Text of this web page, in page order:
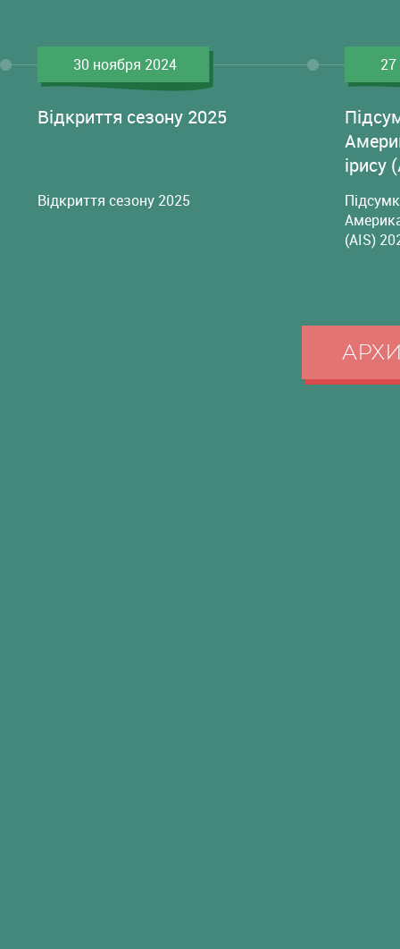
30 ноября 2024
Відкриття сезону 2025
Відкриття сезону 2025
ірису
(AIS)